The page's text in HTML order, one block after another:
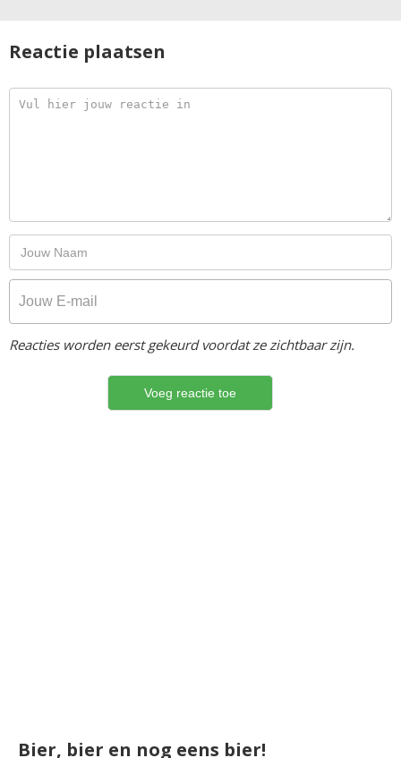
Reactie plaatsen
Reacties worden eerst gekeurd voordat ze zichtbaar zijn.
Bier, bier en nog eens bier!